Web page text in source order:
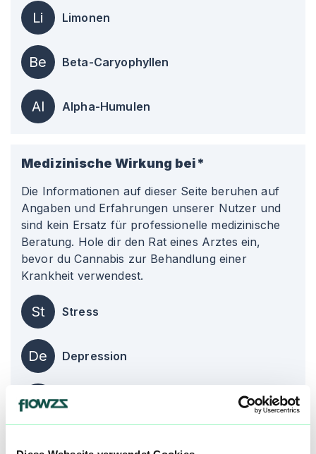
Li Limonen
Be Beta-Caryophyllen
Al Alpha-Humulen
Medizinische Wirkung bei*
Die Informationen auf dieser Seite beruhen auf
Angaben und Erfahrungen unserer Nutzer und
sind kein Ersatz für professionelle medizinische
Beratung. Hole dir den Rat eines Arztes ein,
bevor du Cannabis zur Behandlung einer
Krankheit verwendest.
St Stress
De Depression
Ch Chronische Schmerzen